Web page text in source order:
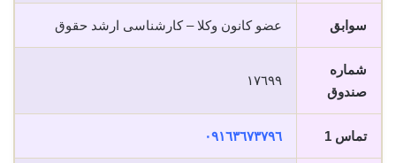
سوابق عضو کانون وکلا – کارشناسی ارشد حقوق
شماره
صندوق
١٧٦٩٩
تماس 1 ٠٩١٦٣٦٧٣٧٩٦